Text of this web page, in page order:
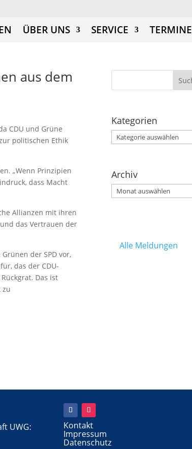
ÜBER UNS SERVICE TERMINE
aus dem
CDU und Grüne
politischen Ethik
„Wenn Prinzipien
dass Macht
Allianzen mit ihren
das Vertrauen der
der SPD vor,
das der CDU-
Das ist
zu
Kategorien
Kategorien
Archiv
Archiv
Alle Meldungen
UWG:
Kontakt
Impressum
Datenschutz